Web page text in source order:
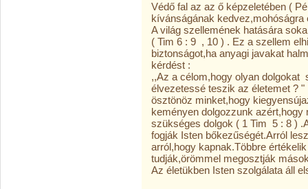
Védő fal az az ő képzeletében (
kívánságának
A világ szellemének hatására
( Tim 6 : 9 , 10 ) . Ez a szellem
biztonságot,ha anyagi javakat
kérdést :
,,Az a célom,hogy olyan
élvezetessé teszik az életemet ?
ösztönöz minket,hogy
keményen dolgozzunk
szükséges dolgok ( 1 Tim 5 : 8 )
fogják Isten bőkezűségét.Arról
arról,hogy kapnak.Többre
tudják,örömmel megosztják
Az életükben Isten szolgálata áll